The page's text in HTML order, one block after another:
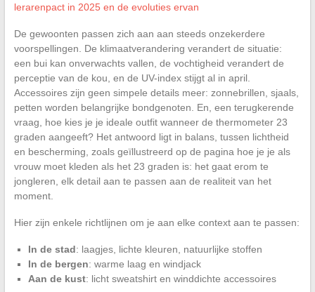
lerarenpact in 2025 en de evoluties ervan
De gewoonten passen zich aan aan steeds onzekerdere
voorspellingen. De klimaatverandering verandert de situatie:
een bui kan onverwachts vallen, de vochtigheid verandert de
perceptie van de kou, en de UV-index stijgt al in april.
Accessoires zijn geen simpele details meer: zonnebrillen, sjaals,
petten worden belangrijke bondgenoten. En, een terugkerende
vraag, hoe kies je je ideale outfit wanneer de thermometer 23
graden aangeeft? Het antwoord ligt in balans, tussen lichtheid
en bescherming, zoals geïllustreerd op de pagina hoe je je als
vrouw moet kleden als het 23 graden is: het gaat erom te
jongleren, elk detail aan te passen aan de realiteit van het
moment.
Hier zijn enkele richtlijnen om je aan elke context aan te passen:
In de stad: laagjes, lichte kleuren, natuurlijke stoffen
In de bergen: warme laag en windjack
Aan de kust: licht sweatshirt en winddichte accessoires